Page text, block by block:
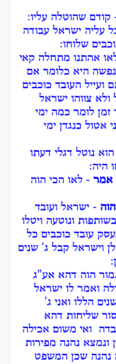
קודם שהוטלה עליו:
עליה ישראל עבודה
שלוחו:
אהתנו מתחלה קאי
היא כלומר אם
ועייל העובד כוכבים
צווהו ישראל
לומר כמה ימי
כנגדן ימי
נוטל דגלי דעתו
היה:
אמר - לאו הכי הוה
- ישראל ועובד
ונוטעה ויטלו
עובד כוכבים כל
וישראל קבל ג' שנים
הוה דהא אע"ג
ואמר לו ישראל
הללו ואני ג'
שליחות דהא
ואי משום אכילה
ונמצא נהנה מפירות
נהנה שכן המשפט